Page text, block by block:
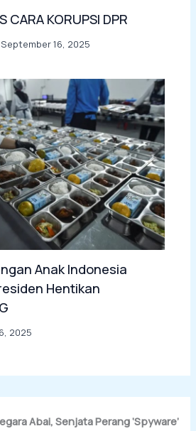
CARA KORUPSI DPR
September 16, 2025
Anak Indonesia
Hentikan
2025
Abai, Senjata Perang ‘Spyware’